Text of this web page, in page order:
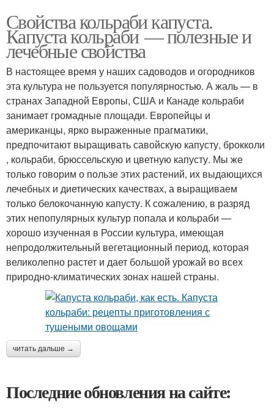
Свойства кольраби капуста.
Капуста кольраби — полезные и
лечебные свойства
В настоящее время у наших садоводов и огородников
эта культура не пользуется популярностью. А жаль — в
странах Западной Европы, США и Канаде кольраби
занимает громадные площади. Европейцы и
американцы, ярко выраженные прагматики,
предпочитают выращивать савойскую капусту, брокколи
, кольраби, брюссельскую и цветную капусту. Мы же
только говорим о пользе этих растений, их выдающихся
лечебных и диетических качествах, а выращиваем
только белокочанную капусту. К сожалению, в разряд
этих непопулярных культур попала и кольраби —
хорошо изученная в России культура, имеющая
непродолжительный вегетационный период, которая
великолепно растет и дает большой урожай во всех
природно-климатических зонах нашей страны.
читать дальше →
Последние обновления на сайте: